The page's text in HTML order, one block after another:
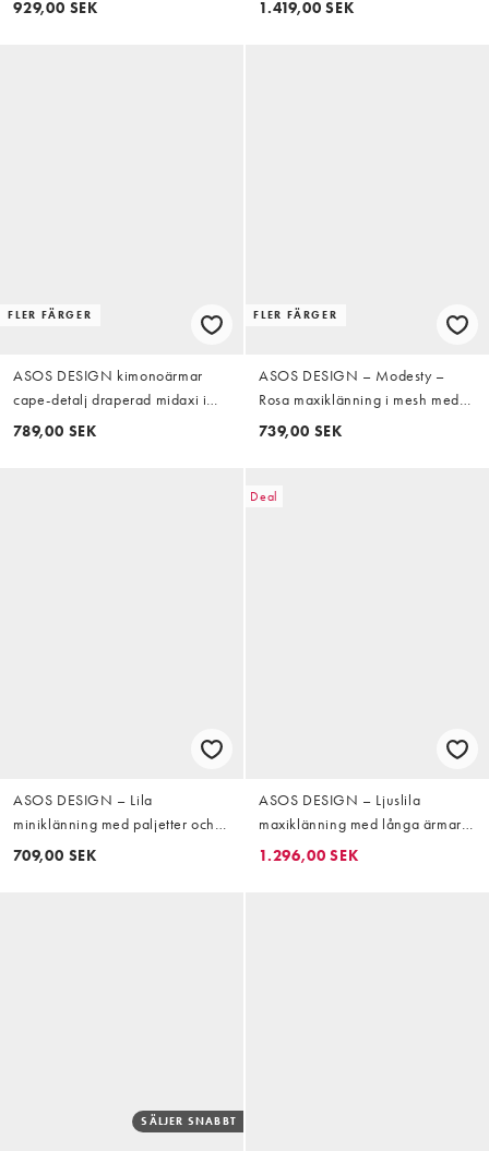
929,00 SEK 1.419,00 SEK
FLER FÄRGER
ASOS DESIGN kimonoärmar
cape-detalj draperad midaxi i
abstrakt marmormönster
789,00 SEK
FLER FÄRGER
ASOS DESIGN – Modesty –
Rosa maxiklänning i mesh med
överlager och draperad ringning
739,00 SEK
ASOS DESIGN – Lila
miniklänning med paljetter och
böljande ärmar
709,00 SEK
Deal
ASOS DESIGN – Ljuslila
maxiklänning med långa ärmar,
drapering och utsmyckade
1.296,00 SEK
SÄLJER SNABBT